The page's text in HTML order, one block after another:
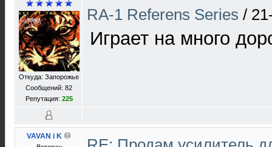
Откуда: Запорожье
Сообщений: 82
Репутация: 225
RA-1 Referens Series /
Играет на много
VAVAN i K